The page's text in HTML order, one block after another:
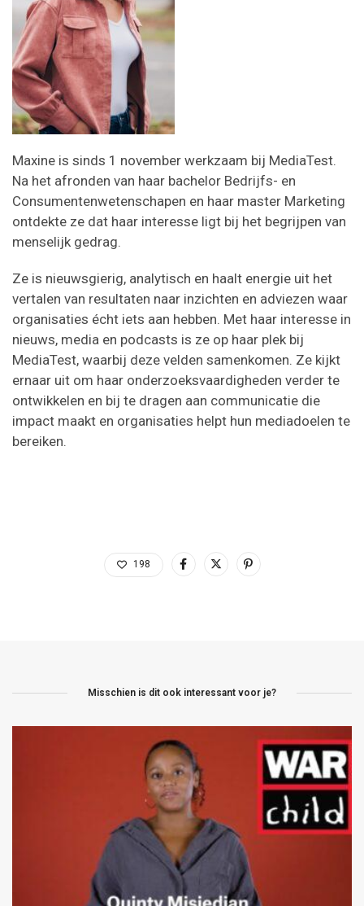
Maxine is sinds 1 november werkzaam bij MediaTest.
Na het afronden van haar bachelor Bedrijfs- en
Consumentenwetenschapen en haar master Marketing
ontdekte ze dat haar interesse ligt bij het begrijpen van
menselijk gedrag.
Ze is nieuwsgierig, analytisch en haalt energie uit het
vertalen van resultaten naar inzichten en adviezen waar
organisaties écht iets aan hebben. Met haar interesse in
nieuws, media en podcasts is ze op haar plek bij
MediaTest, waarbij deze velden samenkomen. Ze kijkt
ernaar uit om haar onderzoeksvaardigheden verder te
ontwikkelen en bij te dragen aan communicatie die
impact maakt en organisaties helpt hun mediadoelen te
bereiken.
198
Misschien is dit ook interessant voor je?